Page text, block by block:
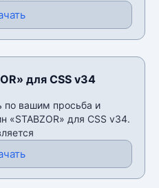
для CSS v34
вашим просьба и
«STABZOR» для CSS v34.